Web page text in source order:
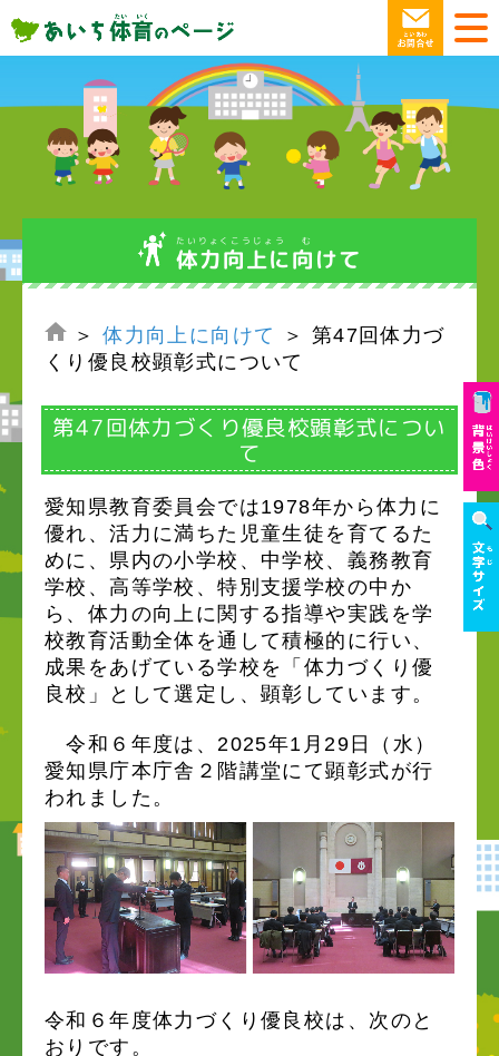
たいりょくこうじょう む
体力向上に向けて
＞体力向上に向けて
＞ 第47回体力づ
くり優良校顕彰式について
第47回体力づくり優良校顕彰式につい
て
愛知県教育委員会では1978年から体力に
優れ、活力に満ちた児童生徒を育てるた
めに、県内の小学校、中学校、義務教育
学校、高等学校、特別支援学校の中か
ら、体力の向上に関する指導や実践を学
校教育活動全体を通して積極的に行い、
成果をあげている学校を「体力づくり優
良校」として選定し、顕彰しています。
令和６年度は、2025年1月29日（水）
愛知県庁本庁舎２階講堂にて顕彰式が行
われました。
令和６年度体力づくり優良校は、次のと
おりです。